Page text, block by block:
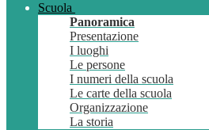
Scuola
Panoramica
Presentazione
I luoghi
Le persone
I numeri della scuola
Le carte della scuola
Organizzazione
La storia